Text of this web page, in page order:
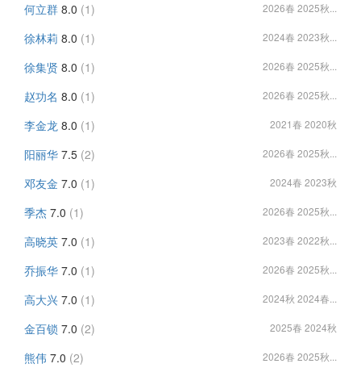
何立群 8.0 (1) 2026春 2025秋...
徐林莉 8.0 (1) 2024春 2023秋...
徐集贤 8.0 (1) 2026春 2025秋...
赵功名 8.0 (1) 2026春 2025秋...
李金龙 8.0 (1) 2021春 2020秋
阳丽华 7.5 (2) 2026春 2025秋...
邓友金 7.0 (1) 2024春 2023秋
季杰 7.0 (1) 2026春 2025秋...
高晓英 7.0 (1) 2023春 2022秋...
乔振华 7.0 (1) 2026春 2025秋...
高大兴 7.0 (1) 2024秋 2024春...
金百锁 7.0 (2) 2025春 2024秋
熊伟 7.0 (2) 2026春 2025秋...